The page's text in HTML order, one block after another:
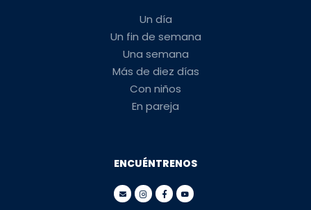
Un día
Un fin de semana
Una semana
Más de diez días
Con niños
En pareja
ENCUÉNTRENOS